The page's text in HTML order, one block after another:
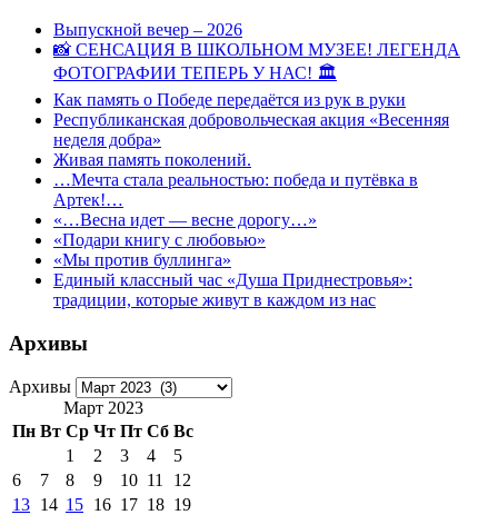
Выпускной вечер – 2026
📸 СЕНСАЦИЯ В ШКОЛЬНОМ МУЗЕЕ! ЛЕГЕНДА
ФОТОГРАФИИ ТЕПЕРЬ У НАС! 🏛
Как память о Победе передаётся из рук в руки
Республиканская добровольческая акция «Весенняя
неделя добра»
Живая память поколений.
…Мечта стала реальностью: победа и путёвка в
Артек!…
«…Весна идет — весне дорогу…»
«Подари книгу с любовью»
«Мы против буллинга»
Единый классный час «Душа Приднестровья»:
традиции, которые живут в каждом из нас
Архивы
Архивы
Март 2023
Пн Вт Ср Чт Пт Сб Вс
1
2 3 4
5
6
7 8 9 10 11
12
13 14 15 16 17 18 19